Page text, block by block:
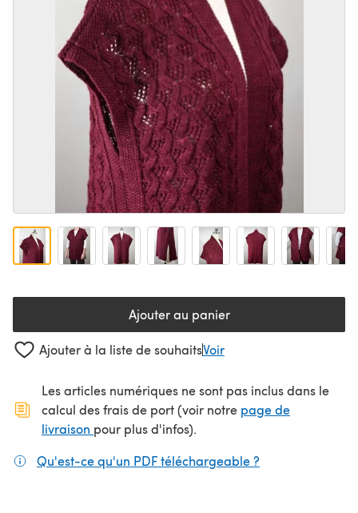
Ajouter au panier
Ajouter à la liste de souhaitsVoir
Les articles numériques ne sont pas inclus dans le
calcul des frais de port (voir notre page de
livraison (s'ouvre dans un nouvel onglet)
pour plus d'infos).
Qu'est-ce qu'un PDF téléchargeable ?